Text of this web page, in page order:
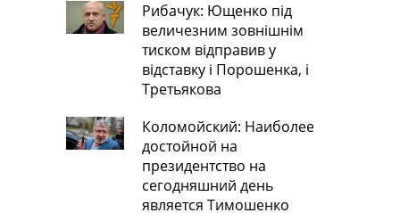
Рибачук: Ющенко під
величезним зовнішнім
тиском відправив у
відставку і Порошенка, і
Третьякова
Коломойский: Наиболее
достойной на
президентство на
сегодняшний день
является Тимошенко